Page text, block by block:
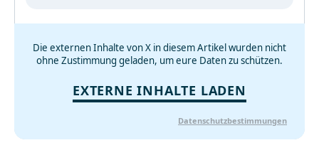
Die externen Inhalte von X in diesem Artikel wurden nicht
ohne Zustimmung geladen, um eure Daten zu schützen.
EXTERNE INHALTE LADEN
Datenschutzbestimmungen